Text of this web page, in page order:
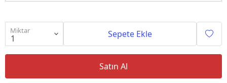
Miktar Sepete Ekle
Satın Al